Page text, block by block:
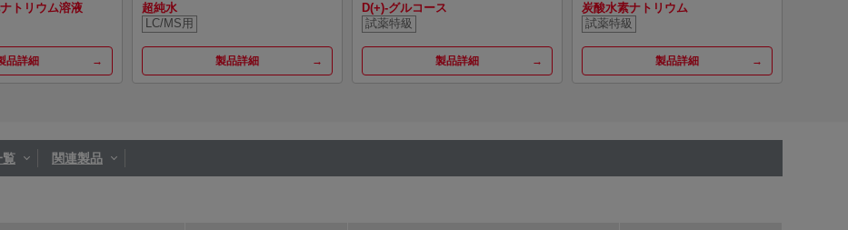
トリウム溶液
品詳細
超純水
LC/MS用
製品詳細
D(+)-グルコース
試薬特級
製品詳細
炭酸水素ナトリウム
試薬特級
製品詳細
覧 関連製品